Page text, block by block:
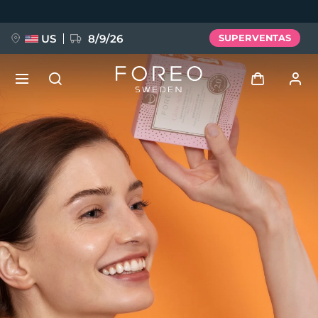
US 8/9/26 SUPERVENTAS
Iniciar sesión
Perfil de usuario
Mis dispositivos
Mis pedidos
Mis direcciones
Mis suscripciones
NUEVO
FAQ™ Pure Beauty-Tech Elixir
BREAKING NEWS
issa™ Teeth Whitening Set
Idioma
English Deutsch
Español
Français
Italiano
Português
Polski
Svenska
Türkçe
简体中文